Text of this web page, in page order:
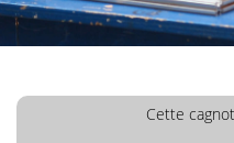
Cette